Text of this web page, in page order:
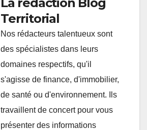
Territorial
Nos rédacteurs talentueux sont
des spécialistes dans leurs
domaines respectifs, qu'il
s'agisse de finance, d'immobilier,
de santé ou d'environnement. Ils
travaillent de concert pour vous
présenter des informations